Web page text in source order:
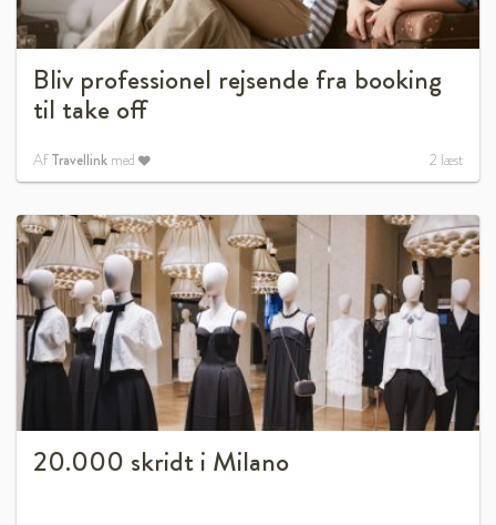
Bliv professionel rejsende fra booking
til take off
AfTravellink med 2 læst
20.000 skridt i Milano